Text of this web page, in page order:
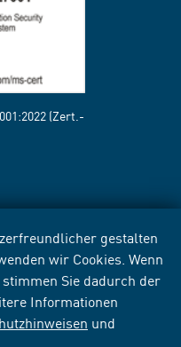
gestalten
wir Cookies. Wenn
Sie dadurch der
Informationen
und
(Zert.-